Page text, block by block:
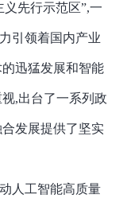
先行示范区”,一
引领着国内产业
迅猛发展和智能
,出台了一系列政
发展提供了坚实
人工智能高质量